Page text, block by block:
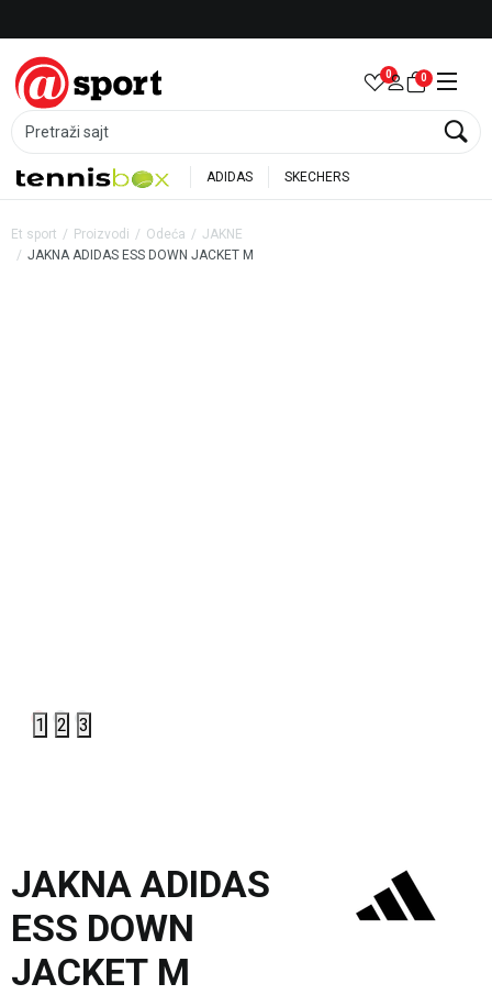
Pretraži sajt
0 0
ADIDAS SKECHERS
Et sport Proizvodi Odeća
JAKNE
JAKNA ADIDAS ESS DOWN JACKET M
1 2 3
JAKNA ADIDAS
ESS DOWN
JACKET M